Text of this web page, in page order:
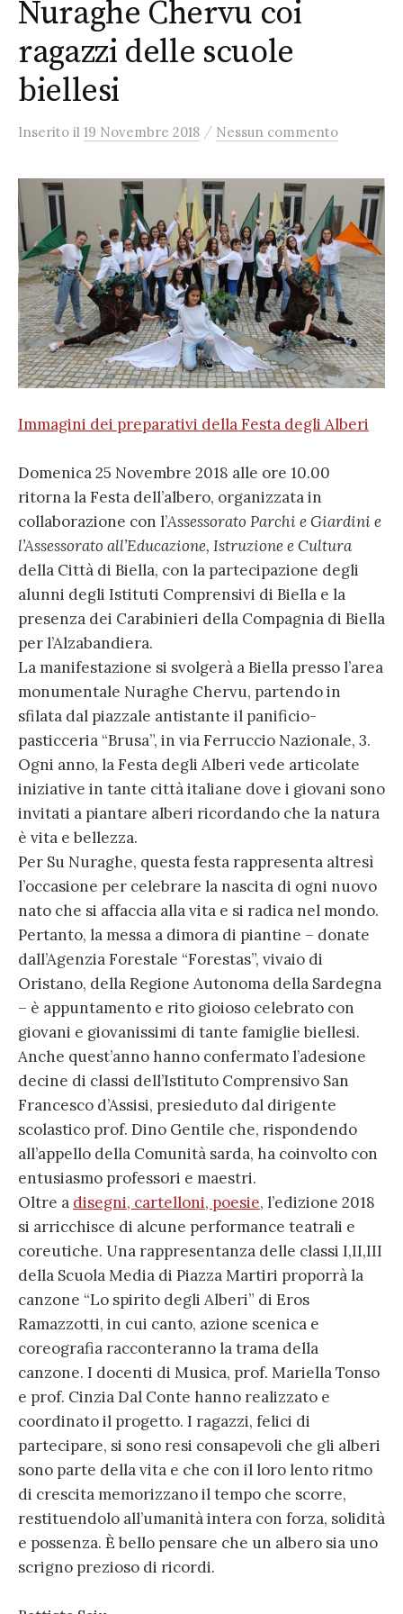
Nuraghe Chervu coi
ragazzi delle scuole
biellesi
Inserito il 19 Novembre 2018 / Nessun commento
Immagini dei preparativi della Festa degli Alberi
Domenica 25 Novembre 2018 alle ore 10.00
ritorna la Festa dell’albero, organizzata in
collaborazione con l’Assessorato Parchi e Giardini e
l’Assessorato all’Educazione, Istruzione e Cultura
della Città di Biella, con la partecipazione degli
alunni degli Istituti Comprensivi di Biella e la
presenza dei Carabinieri della Compagnia di Biella
per l’Alzabandiera.
La manifestazione si svolgerà a Biella presso l’area
monumentale Nuraghe Chervu, partendo in
sfilata dal piazzale antistante il panificio-
pasticceria “Brusa”, in via Ferruccio Nazionale, 3.
Ogni anno, la Festa degli Alberi vede articolate
iniziative in tante città italiane dove i giovani sono
invitati a piantare alberi ricordando che la natura
è vita e bellezza.
Per Su Nuraghe, questa festa rappresenta altresì
l’occasione per celebrare la nascita di ogni nuovo
nato che si affaccia alla vita e si radica nel mondo.
Pertanto, la messa a dimora di piantine – donate
dall’Agenzia Forestale “Forestas”, vivaio di
Oristano, della Regione Autonoma della Sardegna
– è appuntamento e rito gioioso celebrato con
giovani e giovanissimi di tante famiglie biellesi.
Anche quest’anno hanno confermato l’adesione
decine di classi dell’Istituto Comprensivo San
Francesco d’Assisi, presieduto dal dirigente
scolastico prof. Dino Gentile che, rispondendo
all’appello della Comunità sarda, ha coinvolto con
entusiasmo professori e maestri.
Oltre a disegni, cartelloni, poesie, l’edizione 2018
si arricchisce di alcune performance teatrali e
coreutiche. Una rappresentanza delle classi I,II,III
della Scuola Media di Piazza Martiri proporrà la
canzone “Lo spirito degli Alberi” di Eros
Ramazzotti, in cui canto, azione scenica e
coreografia racconteranno la trama della
canzone. I docenti di Musica, prof. Mariella Tonso
e prof. Cinzia Dal Conte hanno realizzato e
coordinato il progetto. I ragazzi, felici di
partecipare, si sono resi consapevoli che gli alberi
sono parte della vita e che con il loro lento ritmo
di crescita memorizzano il tempo che scorre,
restituendolo all’umanità intera con forza, solidità
e possenza. È bello pensare che un albero sia uno
scrigno prezioso di ricordi.